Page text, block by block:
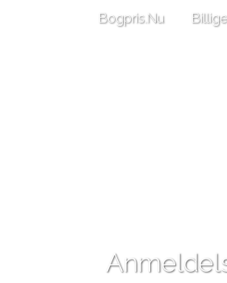
Bogpris.Nu